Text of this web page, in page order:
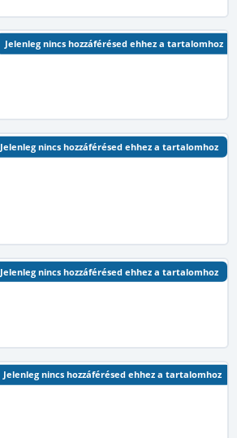
Jelenleg nincs hozzáférésed ehhez a tartalomhoz
Jelenleg nincs hozzáférésed ehhez a tartalomhoz
Jelenleg nincs hozzáférésed ehhez a tartalomhoz
Jelenleg nincs hozzáférésed ehhez a tartalomhoz